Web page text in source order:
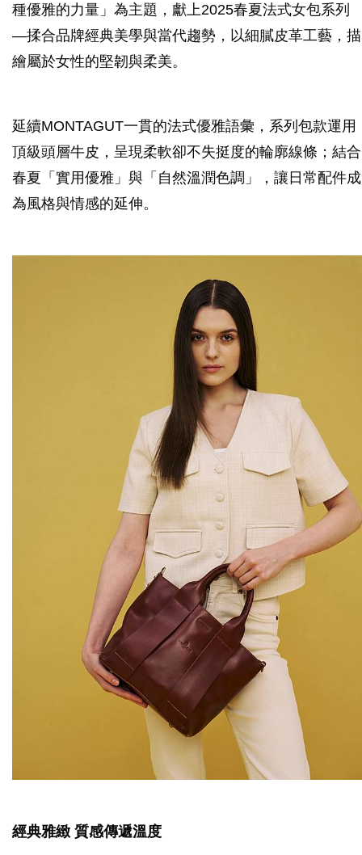
種優雅的力量」為主題，獻上2025春夏法式女包系列
—揉合品牌經典美學與當代趨勢，以細膩皮革工藝，描
繪屬於女性的堅韌與柔美。
延續MONTAGUT一貫的法式優雅語彙，系列包款運用
頂級頭層牛皮，呈現柔軟卻不失挺度的輪廓線條；結合
春夏「實用優雅」與「自然溫潤色調」，讓日常配件成
為風格與情感的延伸。
經典雅緻 質感傳遞溫度